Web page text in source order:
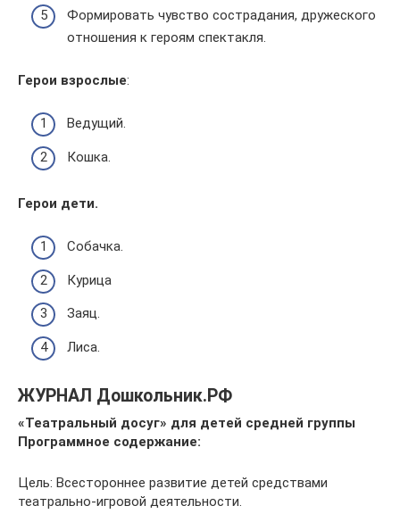
Формировать чувство сострадания, дружеского
отношения к героям спектакля.
Герои взрослые:
Ведущий.
Кошка.
Герои дети.
Собачка.
Курица
Заяц.
Лиса.
ЖУРНАЛ Дошкольник.РФ
«Театральный досуг» для детей средней группы
Программное содержание:
Цель: Всестороннее развитие детей средствами
театрально-игровой деятельности.